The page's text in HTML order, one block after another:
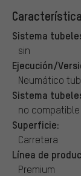
Sistema
sin
Ejecución/
Neumático
Sistema
no
Superficie:
Carretera
Línea de
Premium